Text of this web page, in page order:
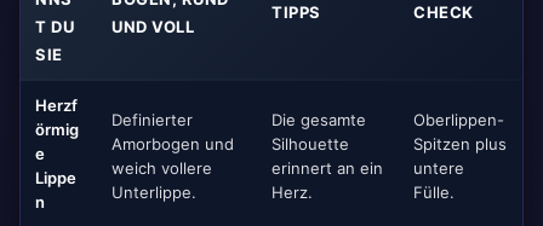
T DU
SIE
UND VOLL
TIPPS CHECK
Herzf
örmig
e
Lippe
n
Definierter
Amorbogen und
weich vollere
Unterlippe.
Die gesamte
Silhouette
erinnert an ein
Herz.
Oberlippen-
Spitzen plus
untere
Fülle.